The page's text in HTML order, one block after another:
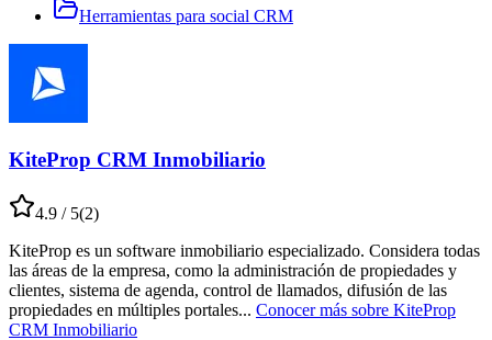
Herramientas para social CRM
KiteProp CRM Inmobiliario
4.9 / 5(2)
KiteProp es un software inmobiliario especializado. Considera todas
las áreas de la empresa, como la administración de propiedades y
clientes, sistema de agenda, control de llamados, difusión de las
propiedades en múltiples portales... Conocer más sobre KiteProp
CRM Inmobiliario